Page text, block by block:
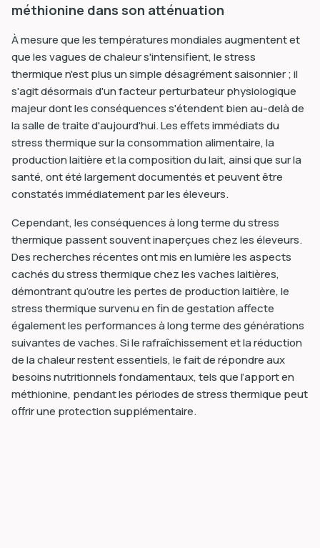
méthionine dans son atténuation
À mesure que les températures mondiales augmentent et
que les vagues de chaleur s'intensifient, le stress
thermique n'est plus un simple désagrément saisonnier ; il
s'agit désormais d'un facteur perturbateur physiologique
majeur dont les conséquences s'étendent bien au-delà de
la salle de traite d'aujourd'hui. Les effets immédiats du
stress thermique sur la consommation alimentaire, la
production laitière et la composition du lait, ainsi que sur la
santé, ont été largement documentés et peuvent être
constatés immédiatement par les éleveurs.
Cependant, les conséquences à long terme du stress
thermique passent souvent inaperçues chez les éleveurs.
Des recherches récentes ont mis en lumière les aspects
cachés du stress thermique chez les vaches laitières,
démontrant qu’outre les pertes de production laitière, le
stress thermique survenu en fin de gestation affecte
également les performances à long terme des générations
suivantes de vaches. Si le rafraîchissement et la réduction
de la chaleur restent essentiels, le fait de répondre aux
besoins nutritionnels fondamentaux, tels que l’apport en
méthionine, pendant les périodes de stress thermique peut
offrir une protection supplémentaire.